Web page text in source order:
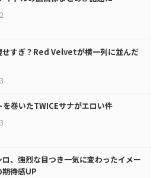
せすぎ？Red Velvetが横一列に並んだ
を巻いたTWICEサナがエロい件
、強烈な目つき一気に変わったイメー
待感UP